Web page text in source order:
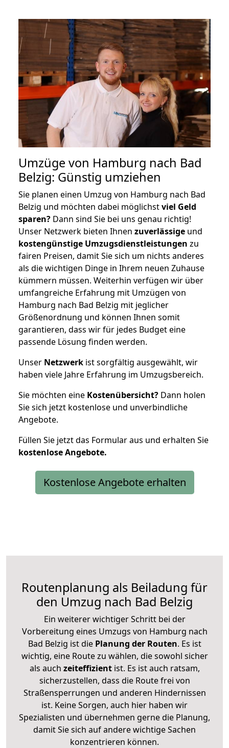
Umzüge von Hamburg nach Bad
Belzig: Günstig umziehen
Sie planen einen Umzug von Hamburg nach Bad
Belzig und möchten dabei möglichstviel Geld
sparen? Dann sind Sie bei uns genau richtig!
Unser Netzwerk bieten Ihnen zuverlässige und
kostengünstige Umzugsdienstleistungen zu
fairen Preisen, damit Sie sich um nichts anderes
als die wichtigen Dinge in Ihrem neuen Zuhause
kümmern müssen. Weiterhin verfügen wir über
umfangreiche Erfahrung mit Umzügen von
Hamburg nach Bad Belzig mit jeglicher
Größenordnung und können Ihnen somit
garantieren, dass wir für jedes Budget eine
passende Lösung finden werden.
Unser Netzwerk ist sorgfältig ausgewählt, wir
haben viele Jahre Erfahrung im Umzugsbereich.
Sie möchten eine Kostenübersicht? Dann holen
Sie sich jetzt kostenlose und unverbindliche
Angebote.
Füllen Sie jetzt das Formular aus und erhalten Sie
kostenloseAngebote.
Kostenlose Angebote erhalten
Routenplanung als Beiladung für
den Umzug nach Bad Belzig
Ein weiterer wichtiger Schritt bei der
Vorbereitung eines Umzugs von Hamburg nach
Bad Belzig ist diePlanung der Routen. Es ist
wichtig, eine Route zu wählen, die sowohl sicher
als auch zeiteffizientist. Es ist auch ratsam,
sicherzustellen, dass die Route frei von
Straßensperrungen und anderen Hindernissen
ist. Keine Sorgen, auch hier haben wir
Spezialisten und übernehmen gerne die Planung,
damit Sie sich auf andere wichtige Sachen
konzentrieren können.